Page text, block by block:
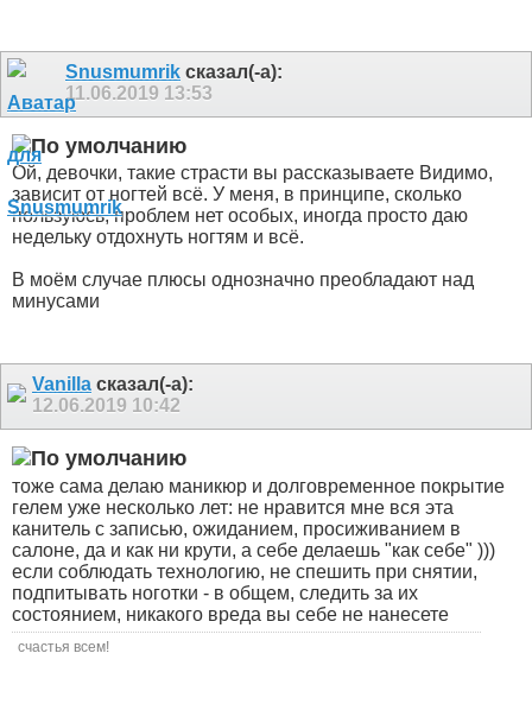
Snusmumrik сказал(-а):
11.06.2019 13:53
Ой, девочки, такие страсти вы рассказываете Видимо,
зависит от ногтей всё. У меня, в принципе, сколько
пользуюсь, проблем нет особых, иногда просто даю
недельку отдохнуть ногтям и всё.
В моём случае плюсы однозначно преобладают над
минусами
Vanilla сказал(-а):
12.06.2019 10:42
тоже сама делаю маникюр и долговременное покрытие
гелем уже несколько лет: не нравится мне вся эта
канитель с записью, ожиданием, просиживанием в
салоне, да и как ни крути, а себе делаешь "как себе" )))
если соблюдать технологию, не спешить при снятии,
подпитывать ноготки - в общем, следить за их
состоянием, никакого вреда вы себе не нанесете
счастья всем!